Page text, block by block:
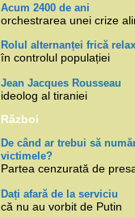
Acum 2400 de ani
orchestrarea unei crize
Rolul alternanței frică
în controlul populației
Jean Jacques Rousseau
ideolog al tiraniei
Război
De când ar trebui să
victimele?
Partea cenzurată de
Dați afară de la serviciu
că nu au vorbit de Putin